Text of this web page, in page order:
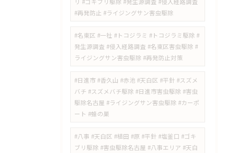
#再発防止 #ライジングサン害虫駆除
#名東区 #一社 #トコジラミ #トコジラミ駆除 #
発生源調査 #侵入経路調査 #名東区害虫駆除 #
ライジングサン害虫駆除 #再発防止対策
#日進市 #香久山 #赤池 #天白区 #平針 #スズメ
バチ #スズメバチ駆除 #日進市害虫駆除 #害虫
駆除名古屋 #ライジングサン害虫駆除 #カーポ
ート #蜂の巣
#八事 #天白区 #植田 #原 #平針 #塩釜口 #ゴキ
ブリ駆除 #害虫駆除名古屋 #八事エリア #天白